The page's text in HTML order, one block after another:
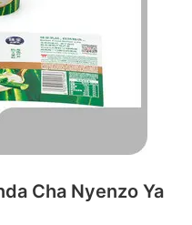
Cha Nyenzo Ya